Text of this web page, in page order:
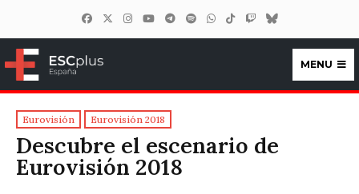
ESCplus España
MENU
Eurovisión Eurovisión 2018
Descubre el escenario de
Eurovisión 2018